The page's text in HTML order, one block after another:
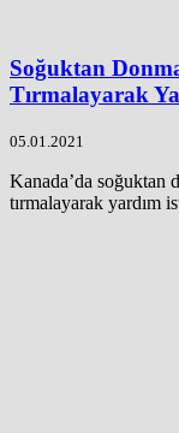
Soğuktan
Tırmalayarak
05.01.2021
Kanada’da soğuktan
tırmalayarak yardım